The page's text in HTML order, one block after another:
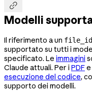

Modelli
Il riferimento a un file_id
supportato su tutti i
specificato. Le immagini
Claude attuali. Per i PDFe
esecuzione del codice,
supporto dei modelli.